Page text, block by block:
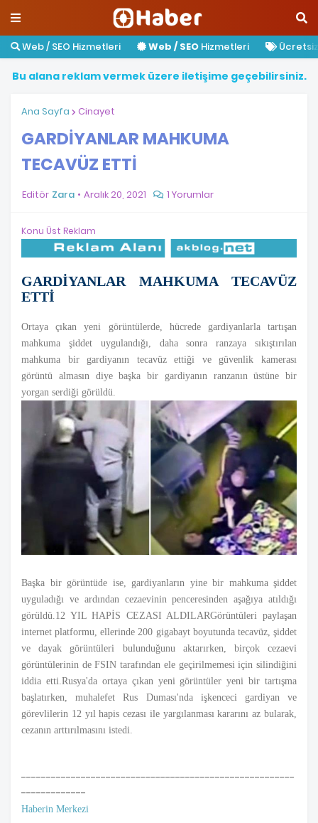
Web / SEO Hizmetleri Web / SEO Hizmetleri
Bu alana reklamvermek üzere iletişime geçebilirsiniz.
Ana Sayfa Cinayet
GARDİYANLAR MAHKUMA
TECAVÜZ ETTİ
Editör Zara Aralık 20, 2021 1 Yorumlar
Konu Üst Reklam
GARDİYANLAR MAHKUMA TECAVÜZ
ETTİ
Ortaya çıkan yeni görüntülerde, hücrede gardiyanlarla tartışan
mahkuma şiddet uygulandığı, daha sonra ranzaya sıkıştırılan
mahkuma bir gardiyanın tecavüz ettiği ve güvenlik kamerası
görüntü almasın diye başka bir gardiyanın ranzanın üstüne bir
yorgan serdiği görüldü.
Başka bir görüntüde ise, gardiyanların yine bir mahkuma şiddet
uyguladığı ve ardından cezaevinin penceresinden aşağıya atıldığı
görüldü.12 YIL HAPİS CEZASI ALDILARGörüntüleri paylaşan
internet platformu, ellerinde 200 gigabayt boyutunda tecavüz, şiddet
ve dayak görüntüleri bulunduğunu aktarırken, birçok cezaevi
görüntülerinin de FSIN tarafından ele geçirilmemesi için silindiğini
iddia etti.Rusya'da ortaya çıkan yeni görüntüler yeni bir tartışma
başlatırken, muhalefet Rus Duması'nda işkenceci gardiyan ve
görevlilerin 12 yıl hapis cezası ile yargılanması kararını az bularak,
cezanın arttırılmasını istedi.
-------------------------------------------------------
-------------
Haberin Merkezi